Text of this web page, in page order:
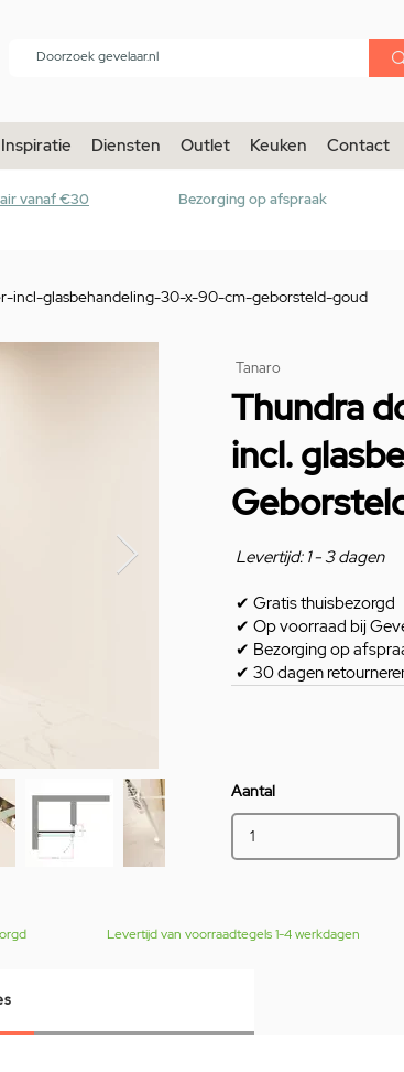
menu
Inspiratie Diensten Outlet Keuken Contact
vanaf €30
Bezorging op afspraak
incl-glasbehandeling-30-x-90-cm-geborsteld-goud
Tanaro
Thundra
incl.
Levertijd: 1 - 3 dagen
✔ Gratis thuisbezorgd
✔ Op voorraad bij
✔ Bezorging op
✔ 30 dagen
Aantal
Levertijd van voorraadtegels 1-4 werkdagen